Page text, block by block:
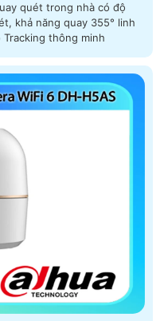
quét trong nhà có độ
khả năng quay 355° linh
thông minh